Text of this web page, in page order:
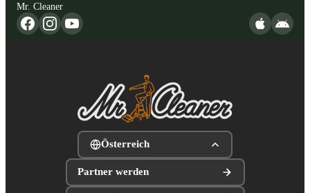
Mr. Cleaner
Österreich
Partner werden